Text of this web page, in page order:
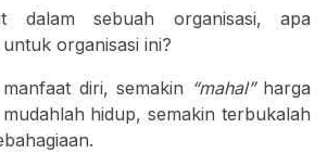
dalam sebuah organisasi, apa
organisasi ini?
diri, semakin “mahal”harga
hidup, semakin terbukalah